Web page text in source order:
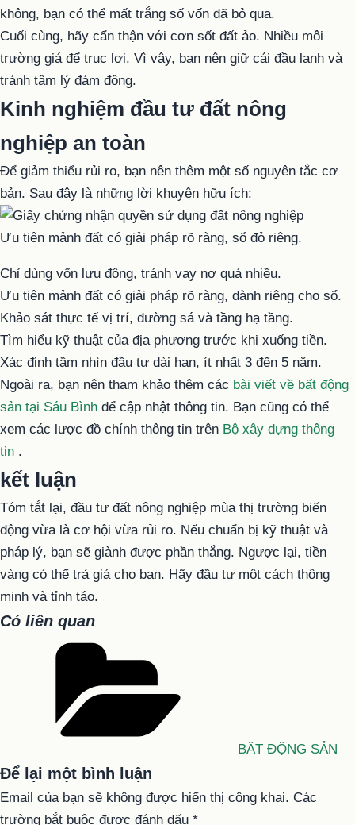
không, bạn có thể mất trắng số vốn đã bỏ qua.
Cuối cùng, hãy cẩn thận với cơn sốt đất ảo. Nhiều môi
trường giá để trục lợi. Vì vậy, bạn nên giữ cái đầu lạnh và
tránh tâm lý đám đông.
Kinh nghiệm đầu tư đất nông
nghiệp an toàn
Để giảm thiểu rủi ro, bạn nên thêm một số nguyên tắc cơ
bản. Sau đây là những lời khuyên hữu ích:
Ưu tiên mảnh đất có giải pháp rõ ràng, sổ đỏ riêng.
Chỉ dùng vốn lưu động, tránh vay nợ quá nhiều.
Ưu tiên mảnh đất có giải pháp rõ ràng, dành riêng cho sổ.
Khảo sát thực tế vị trí, đường sá và tầng hạ tầng.
Tìm hiểu kỹ thuật của địa phương trước khi xuống tiền.
Xác định tầm nhìn đầu tư dài hạn, ít nhất 3 đến 5 năm.
Ngoài ra, bạn nên tham khảo thêm các bài viết về bất động
sản tại Sáu Bình để cập nhật thông tin. Bạn cũng có thể
xem các lược đồ chính thông tin trên Bộ xây dựng thông
tin .
kết luận
Tóm tắt lại, đầu tư đất nông nghiệp mùa thị trường biến
động vừa là cơ hội vừa rủi ro. Nếu chuẩn bị kỹ thuật và
pháp lý, bạn sẽ giành được phần thắng. Ngược lại, tiền
vàng có thể trả giá cho bạn. Hãy đầu tư một cách thông
minh và tỉnh táo.
Có liên quan
BẤT ĐỘNG SẢN
Để lại một bình luận
Email của bạn sẽ không được hiển thị công khai. Các
trường bắt buộc được đánh dấu *